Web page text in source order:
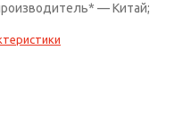
— Китай;